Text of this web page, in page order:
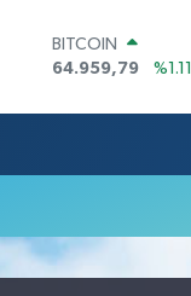
BITCOIN
64.959,79
%1.11
47,7436
%0.18
GRAM ALTIN
6660.55